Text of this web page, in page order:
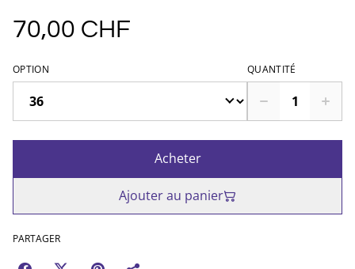
70,00 CHF
OPTION QUANTITÉ
Acheter
Ajouter au panier
PARTAGER